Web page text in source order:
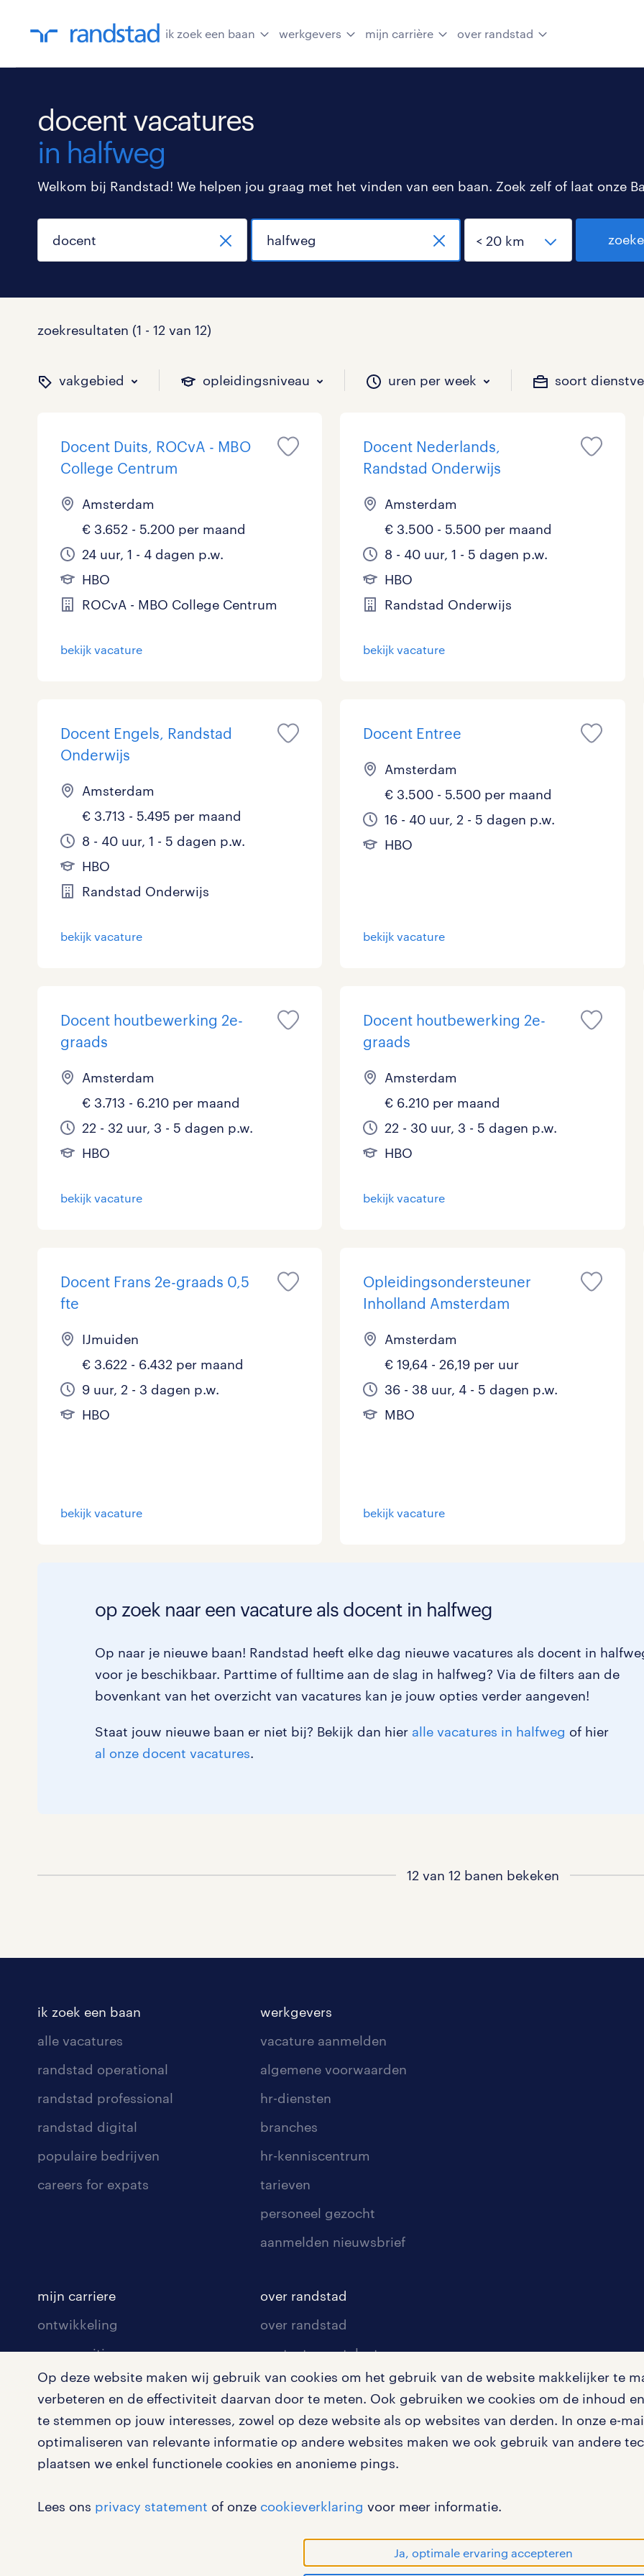
Op deze website maken wij gebruik van cookies om het gebruik van de website makkelijker te
verbeteren en de effectiviteit daarvan door te meten. Ook gebruiken we cookies om de inhoud
te stemmen op jouw interesses, zowel op deze website als op websites van derden. In onze e-
optimaliseren van relevante informatie op andere websites maken we ook gebruik van andere
plaatsen we enkel functionele cookies en anonieme pings.
Lees ons privacy statement of onze cookieverklaring voor meer informatie.
Ja, optimale ervaring accepteren
ik zoek een baan werkgevers mijn carrière over randstad
docent vacatures
in halfweg
Welkom bij Randstad! We helpen jou graag met het vinden van een baan. Zoek zelf of laat onze
zoekresultaten (1 - 12 van 12)
vakgebied opleidingsniveau uren per week soort
binnen welk vakgebied wil je werken?
Administratief 0 Beveiliging 0
Callcenter / Contactcenter Chauffeurs 0
Financieel 0
Overig 0 Personeel & Organisatie
Secretarieel Supply chain & procurement
Webcare Zorg / Verpleging 0
toon 12 resultaten
op welk niveau zoek je vacatures?
Basisonderwijs 0 Geen 0
HBO 10 LBO, MAVO, VMBO 0
MBO, HAVO, VWO Master
hoeveel uren per week wil je werken?
0 - 8 uur 4 9 - 16 uur 3
25 - 32 uur 0 33 - 36 uur 1
welk soort dienstverband zou jij willen?
Detachering 0 Tijdelijk 9
Vast
Docent Duits, ROCvA - MBO
College Centrum
Amsterdam
€ 3.652 - 5.200 per maand
24 uur, 1 - 4 dagen p.w.
HBO
ROCvA - MBO College Centrum
bekijk vacature
Docent Nederlands,
Randstad Onderwijs
Amsterdam
€ 3.500 - 5.500 per maand
8 - 40 uur, 1 - 5 dagen p.w.
HBO
Randstad Onderwijs
bekijk vacature
Docent Engels, Randstad
Onderwijs
Amsterdam
€ 3.713 - 5.495 per maand
8 - 40 uur, 1 - 5 dagen p.w.
HBO
Randstad Onderwijs
bekijk vacature
Docent Entree
Amsterdam
€ 3.500 - 5.500 per maand
16 - 40 uur, 2 - 5 dagen p.w.
HBO
bekijk vacature
Docent houtbewerking 2e-
graads
Amsterdam
€ 3.713 - 6.210 per maand
22 - 32 uur, 3 - 5 dagen p.w.
HBO
bekijk vacature
Docent houtbewerking 2e-
graads
Amsterdam
€ 6.210 per maand
22 - 30 uur, 3 - 5 dagen p.w.
HBO
bekijk vacature
Docent Frans 2e-graads 0,5
fte
IJmuiden
€ 3.622 - 6.432 per maand
9 uur, 2 - 3 dagen p.w.
HBO
bekijk vacature
Opleidingsondersteuner
Inholland Amsterdam
Amsterdam
€ 19,64 - 26,19 per uur
36 - 38 uur, 4 - 5 dagen p.w.
MBO
bekijk vacature
op zoek naar een vacature als docent in halfweg
Op naar je nieuwe baan! Randstad heeft elke dag nieuwe vacatures als docent in
voor je beschikbaar. Parttime of fulltime aan de slag in halfweg? Via de filters aan de
bovenkant van het overzicht van vacatures kan je jouw opties verder aangeven!
Staat jouw nieuwe baan er niet bij? Bekijk dan hier alle vacatures in halfweg of hier
al onze docent vacatures.
12 van 12 banen bekeken
ik zoek een baan
alle vacatures
randstad operational
randstad professional
randstad digital
populaire bedrijven
careers for expats
werkgevers
vacature aanmelden
algemene voorwaarden
hr-diensten
branches
hr-kenniscentrum
tarieven
personeel gezocht
aanmelden nieuwsbrief
mijn carriere
ontwikkeling
communities
opleidingen en trainingen
arbeidsvoorwaarden
blogs en artikelen
over randstad
over randstad
contact voor talent
contact voor werkgevers
pers
klachten en misstanden